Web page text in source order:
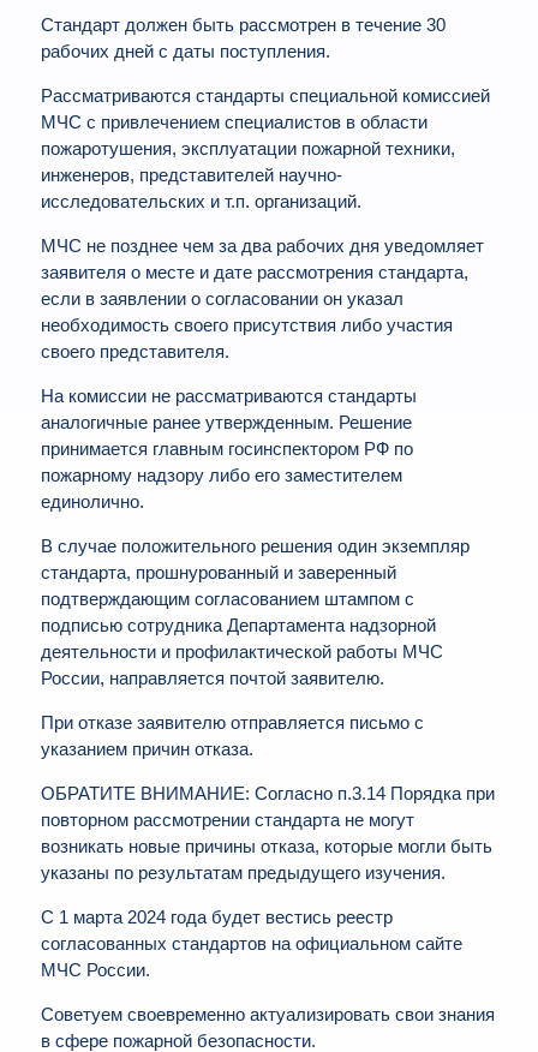
Стандарт должен быть рассмотрен в течение 30
рабочих дней с даты поступления.
Рассматриваются стандарты специальной комиссией
МЧС с привлечением специалистов в области
пожаротушения, эксплуатации пожарной техники,
инженеров, представителей научно-
исследовательских и т.п. организаций.
МЧС не позднее чем за два рабочих дня уведомляет
заявителя о месте и дате рассмотрения стандарта,
если в заявлении о согласовании он указал
необходимость своего присутствия либо участия
своего представителя.
На комиссии не рассматриваются стандарты
аналогичные ранее утвержденным. Решение
принимается главным госинспектором РФ по
пожарному надзору либо его заместителем
единолично.
В случае положительного решения один экземпляр
стандарта, прошнурованный и заверенный
подтверждающим согласованием штампом с
подписью сотрудника Департамента надзорной
деятельности и профилактической работы МЧС
России, направляется почтой заявителю.
При отказе заявителю отправляется письмо с
указанием причин отказа.
ОБРАТИТЕ ВНИМАНИЕ: Согласно п.3.14 Порядка при
повторном рассмотрении стандарта не могут
возникать новые причины отказа, которые могли быть
указаны по результатам предыдущего изучения.
С 1 марта 2024 года будет вестись реестр
согласованных стандартов на официальном сайте
МЧС России.
Советуем своевременно актуализировать свои знания
в сфере пожарной безопасности.